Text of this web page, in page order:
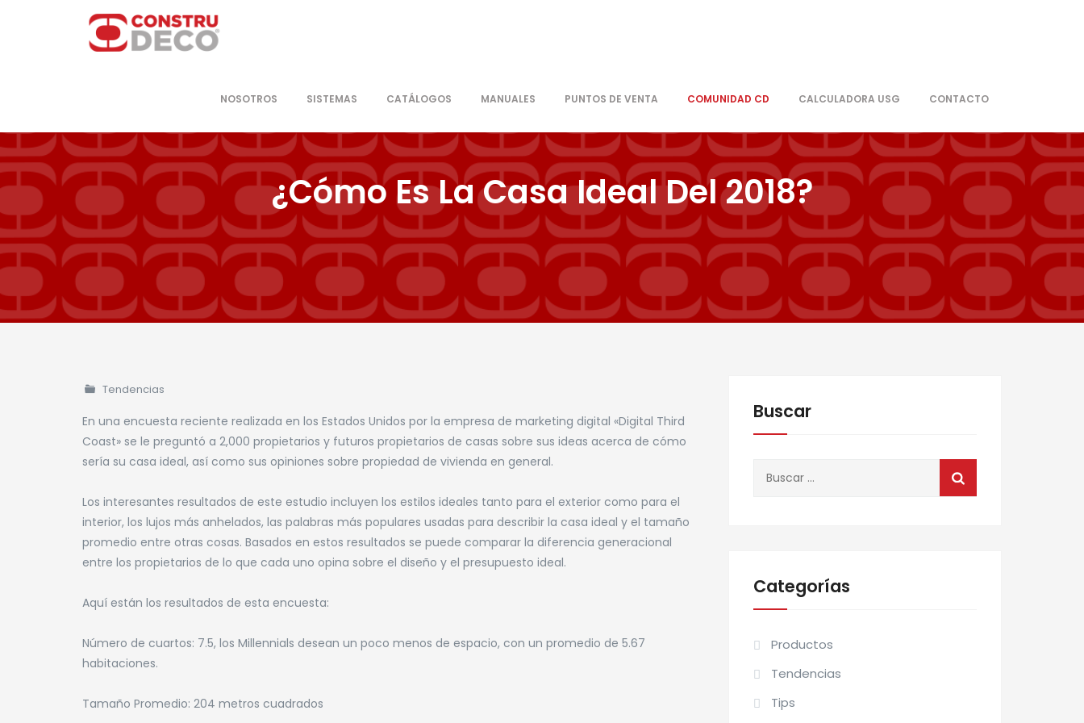
NOSOTROS SISTEMAS CATÁLOGOS MANUALES PUNTOS DE VENTA COMUNIDAD CD CALCULADORA USG CONTACTO
¿Cómo Es La Casa Ideal Del 2018?
Tendencias
En una encuesta reciente realizada en los Estados Unidos por la empresa de marketing digital «Digital Third
Coast» se le preguntó a 2,000 propietarios y futuros propietarios de casas sobre sus ideas acerca de cómo
sería su casa ideal, así como sus opiniones sobre propiedad de vivienda en general.
Los interesantes resultados de este estudio incluyen los estilos ideales tanto para el exterior como para el
interior, los lujos más anhelados, las palabras más populares usadas para describir la casa ideal y el tamaño
promedio entre otras cosas. Basados en estos resultados se puede comparar la diferencia generacional
entre los propietarios de lo que cada uno opina sobre el diseño y el presupuesto ideal.
Aquí están los resultados de esta encuesta:
Número de cuartos: 7.5, los Millennials desean un poco menos de espacio, con un promedio de 5.67
habitaciones.
Tamaño Promedio: 204 metros cuadrados
Buscar
Categorías
Productos
Tendencias
Tips